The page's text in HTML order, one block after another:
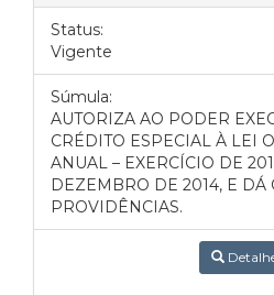
Status:
Vigente
Súmula:
AUTORIZA AO PODER
CRÉDITO ESPECIAL À LEI
ANUAL – EXERCÍCIO DE
DEZEMBRO DE 2014, E DÁ
PROVIDÊNCIAS.